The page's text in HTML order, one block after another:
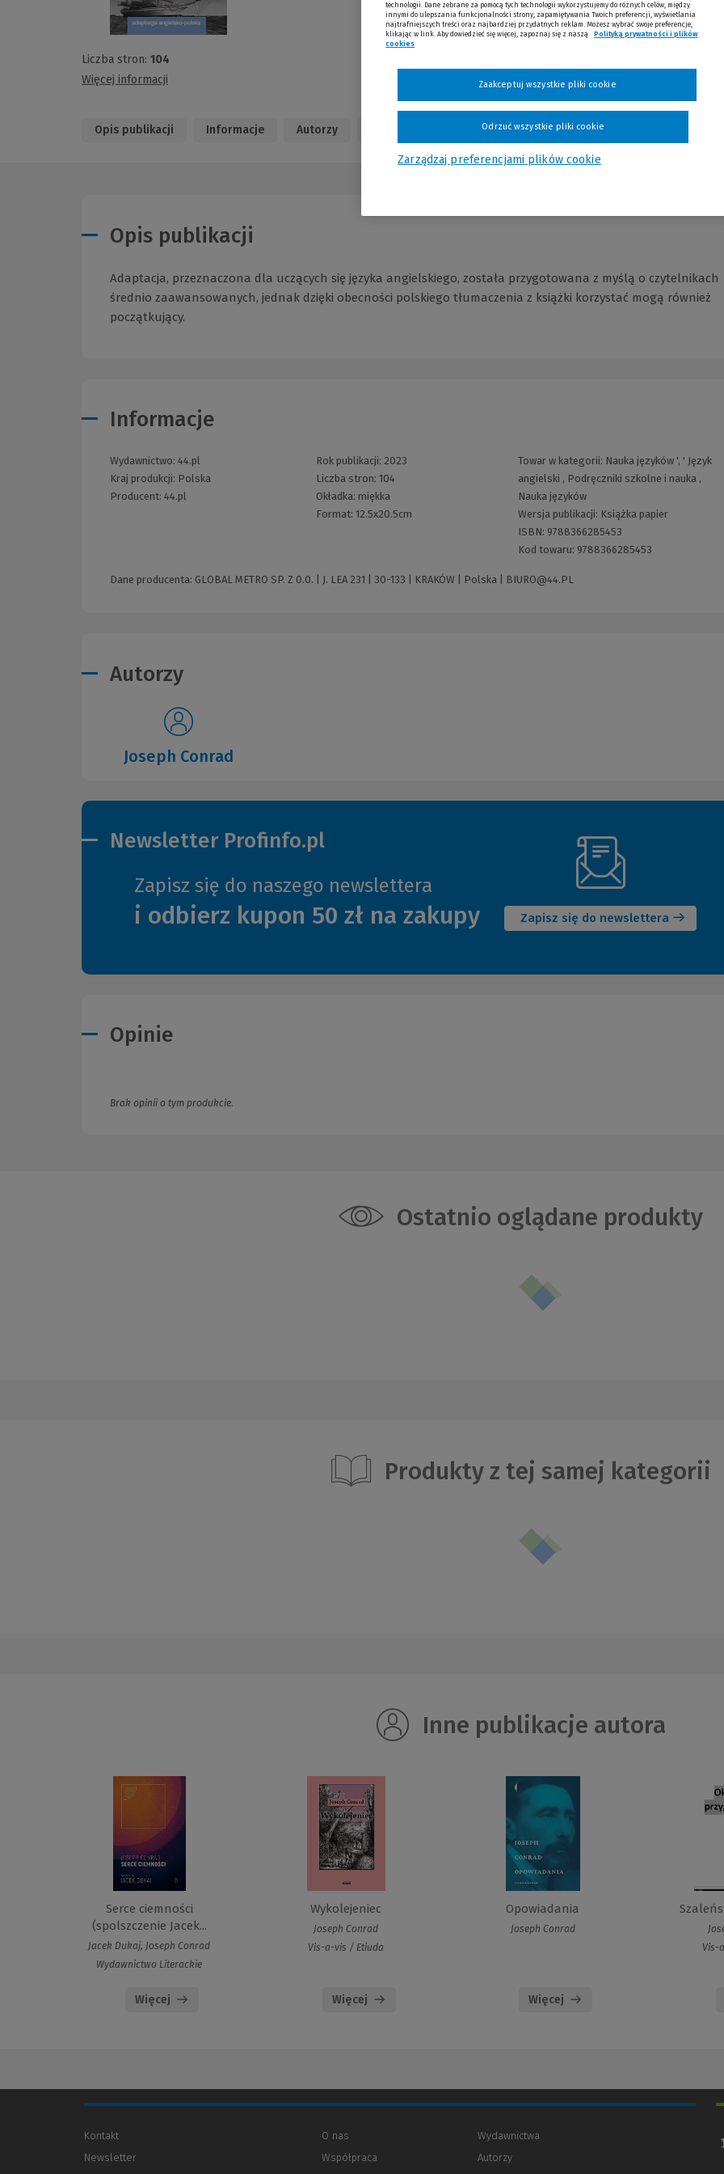
Liczba stron: 104
Więcej informacji
Opis publikacji Informacje Autorzy
Opis publikacji
Adaptacja, przeznaczona dla uczących się języka angielskiego, została przygotowana z myślą o czytelnikach
średnio zaawansowanych, jednak dzięki obecności polskiego tłumaczenia z książki korzystać mogą również
początkujący.
Informacje
Wydawnictwo: 44.pl
Kraj produkcji: Polska
Producent: 44.pl
Rok publikacji: 2023
Liczba stron:104
Okładka: miękka
Format:12.5x20.5cm
Towar w kategorii: Nauka języków', ' Język
angielski , Podręczniki szkolne i nauka,
Nauka języków
Wersja publikacji: Książka papier
ISBN: 9788366285453
Kod towaru: 9788366285453
Dane producenta: GLOBAL METRO SP. Z 0.0. | J. LEA 231 | 30-133 | KRAKÓW | Polska | BIURO@44.PL
Autorzy
Joseph Conrad
Newsletter Profinfo.pl
Zapisz się do naszego newslettera
i odbierz kupon 50 zł na zakupy Zapisz się do newslettera
okno)
Opinie
Brak opinii o tym produkcie.
Ostatnio oglądane produkty
Produkty z tej samej kategorii
Inne publikacje autora
Serce ciemności
(spolszczenie Jacek...
Jacek Dukaj, Joseph Conrad
Wydawnictwo Literackie
Więcej
Wykolejeniec
Joseph Conrad
Vis-a-vis / Etiuda
Więcej
Opowiadania
Joseph Conrad
Więcej
Vis-
Kontakt
Newsletter
O nas
Współpraca
Wydawnictwa
Autorzy
technologii. Dane zebrane za pomocą tych technologii wykorzystujemy do różnych celów, między
innymi do ulepszania funkcjonalności strony, zapamiętywania Twoich preferencji, wyświetlania
najtrafniejszych treści oraz najbardziej przydatnych reklam. Możesz wybrać swoje preferencje,
klikając w link. Aby dowiedzieć się więcej, zapoznaj się z naszą
Polityką prywatności i plików
cookies
Zarządzaj preferencjami plików cookie
Odrzuć wszystkie pliki cookie
Zaakceptuj wszystkie pliki cookie